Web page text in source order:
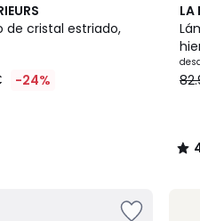
de cristal estriado,
-24%
LA
/
2
/